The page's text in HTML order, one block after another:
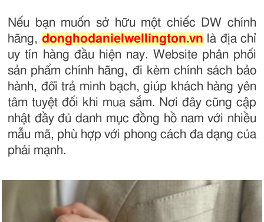
Nếu bạn muốn sở hữu một chiếc DW chính
hãng, donghodanielwellington.vn là địa chỉ
uy tín hàng đầu hiện nay. Website phân phối
sản phẩm chính hãng, đi kèm chính sách bảo
hành, đổi trả minh bạch, giúp khách hàng yên
tâm tuyệt đối khi mua sắm. Nơi đây cũng cập
nhật đầy đủ danh mục đồng hồ nam với nhiều
mẫu mã, phù hợp với phong cách đa dạng của
phái mạnh.